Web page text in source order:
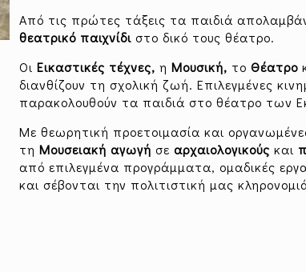
Από τις πρώτες τάξεις τα παιδιά
θεατρικό παιχνίδι στο δικό τους θέατρο.
ΟιΕικαστικές τέχνες,η Μουσική, το Θέατρο
διανθίζουν τη σχολική ζωή. Επιλεγμένες
παρακολουθούν τα παιδιά στο θέατρο των
Με θεωρητική προετοιμασία και
τηΜουσειακή αγωγή σεαρχαιολογικούς και
από επιλεγμένα προγράμματα, ομαδικές
και σέβονται την πολιτιστική μας